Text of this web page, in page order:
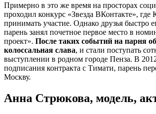
Примерно в это же время на просторах
проходил конкурс «Звезда ВКонтакте», где
принимать участие. Однако друзья быстро
парень занял почетное первое место в
проект». После таких событий на парня
колоссальная слава, и стали поступать
выступлении в родном городе Пенза. В
подписания контракта с Тимати, парень
Москву.
Анна Стрюкова, модель,